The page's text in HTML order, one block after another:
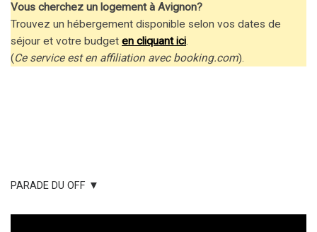
Vous cherchez un logement à Avignon?
Trouvez un hébergement disponible selon vos dates de
séjour et votre budget en cliquant ici.
(Ce service est en affiliation avec booking.com).
PARADE DU OFF ▼